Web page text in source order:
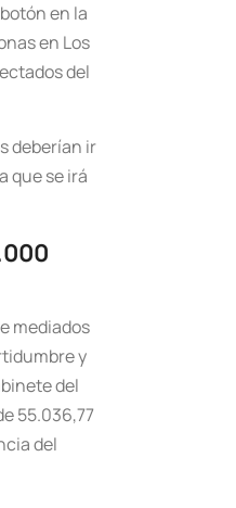
en la
en Los
del
deberían ir
que se irá
mediados
y
del
55.036,77
del